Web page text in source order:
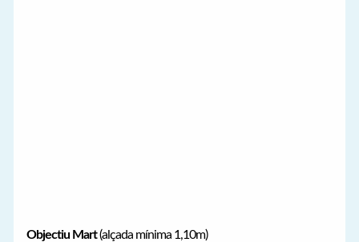
Objectiu Mart(alçada mínima 1,10m)